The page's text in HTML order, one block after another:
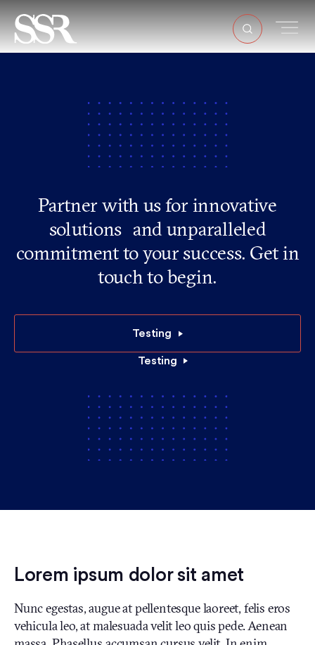
Partner with us for innovative
solutions and unparalleled
commitment to your success. Get in
touch to begin.
Testing
Testing
Lorem ipsum dolor sit amet
Nunc egestas, augue at pellentesque laoreet, felis eros
vehicula leo, at malesuada velit leo quis pede. Aenean